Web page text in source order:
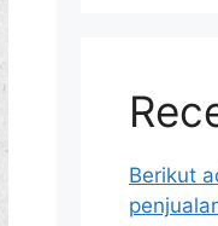
Berikut